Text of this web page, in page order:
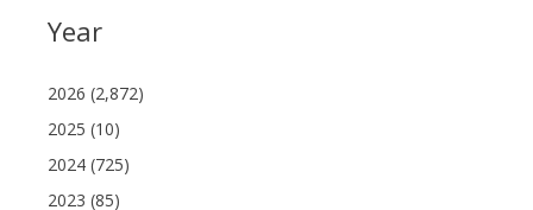
Year
2026 (2,872)
2025 (10)
2024 (725)
2023 (85)